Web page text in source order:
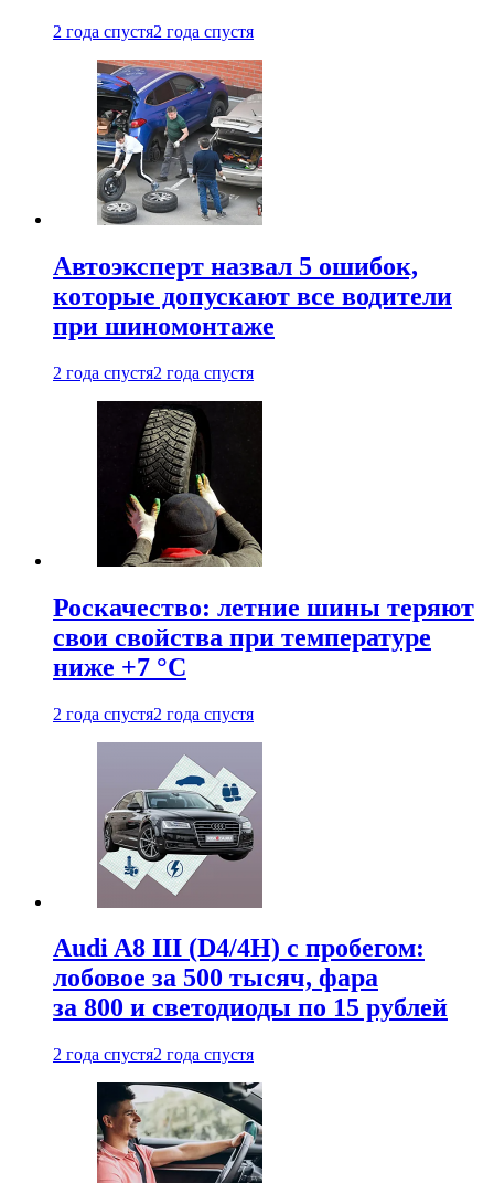
2 года спустя2 года спустя
Автоэксперт назвал 5 ошибок,
которые допускают все водители
при шиномонтаже
2 года спустя2 года спустя
Роскачество: летние шины теряют
свои свойства при температуре
ниже +7 °C
2 года спустя2 года спустя
Audi A8 III (D4/4H) c пробегом:
лобовое за 500 тысяч, фара
за 800 и светодиоды по 15 рублей
2 года спустя2 года спустя